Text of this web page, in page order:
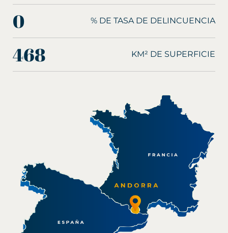
0 % DE TASA DE DELINCUENCIA
468 KM² DE SUPERFICIE